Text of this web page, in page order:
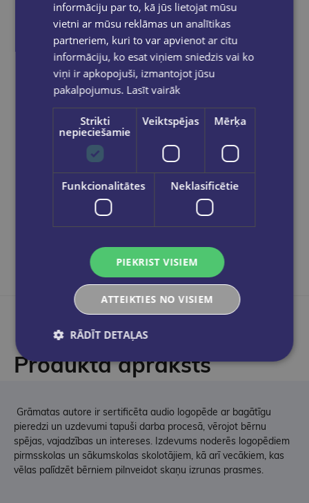
Pasūtījumu apstrāde notiek darba dienās.
Apmaksātie pasūtījumi tiek
apstrādāti un
izsūtīti 2-5 darba dienu laikā.
Bezmaksas piegāde
uz OMNIVA
pakomātiem Latvijāpasūtījumiem no €40.00.
Bezmaksas piegāde jebkurā GLOBUSS
pasūtījums būs gatavs saņemšanai, saņemsi
e-pastu un/ vai SMS.
Dalies sociālajos tīklos:
Produkta apraksts
Grāmatas autore ir sertificēta audio logopēde ar bagātīgu
pieredzi un uzdevumi tapuši darba procesā, vērojot bērnu
spējas, vajadzības un intereses. Izdevums noderēs logopēdiem
pirmsskolas un sākumskolas skolotājiem, kā arī vecākiem, kas
vēlas palīdzēt bērniem pilnveidot skaņu izrunas prasmes.
informāciju par to, kā jūs lietojat mūsu
vietni ar mūsu reklāmas un analītikas
partneriem, kuri to var apvienot ar citu
informāciju, ko esat viņiem sniedzis vai ko
viņi ir apkopojuši, izmantojot jūsu
pakalpojumus. Lasīt vairāk
Strikti
nepieciešamie
Veiktspējas Mērķa
Funkcionalitātes Neklasificētie
PIEKRIST VISIEM
ATTEIKTIES NO VISIEM
RĀDĪT DETAĻAS